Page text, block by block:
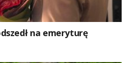
na emeryturę